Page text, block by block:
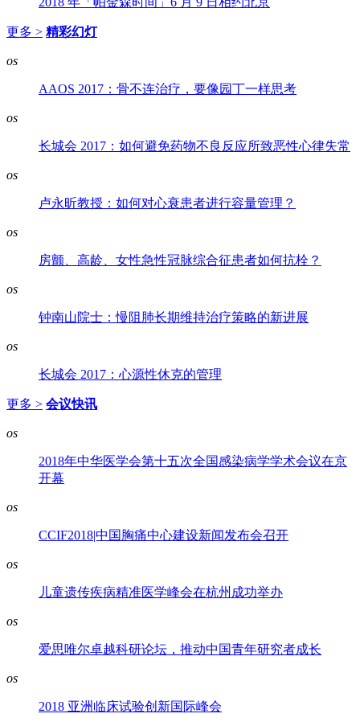
更多 > 精彩幻灯
os
AAOS 2017：骨不连治疗，要像园丁一样思考
os
长城会 2017：如何避免药物不良反应所致恶性心律失常
os
卢永昕教授：如何对心衰患者进行容量管理？
os
房颤、高龄、女性急性冠脉综合征患者如何抗栓？
os
钟南山院士：慢阻肺长期维持治疗策略的新进展
os
长城会 2017：心源性休克的管理
更多 > 会议快讯
os
2018年中华医学会第十五次全国感染病学学术会议在京
开幕
os
CCIF2018|中国胸痛中心建设新闻发布会召开
os
儿童遗传疾病精准医学峰会在杭州成功举办
os
爱思唯尔卓越科研论坛，推动中国青年研究者成长
os
2018 亚洲临床试验创新国际峰会